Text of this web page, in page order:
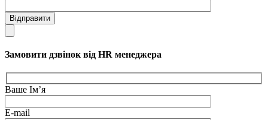
Відправити
Замовити дзвінок від HR менеджера
Ваше Ім’я
E-mail